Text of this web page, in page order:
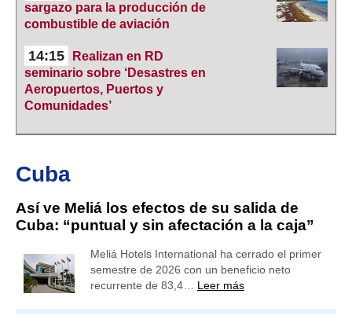
sargazo para la producción de
combustible de aviación
14:15
Realizan en RD
seminario sobre ‘Desastres en
Aeropuertos, Puertos y
Comunidades’
Cuba
Así ve Meliá los efectos de su salida de
Cuba: “puntual y sin afectación a la caja”
Meliá Hotels International ha cerrado el primer
semestre de 2026 con un beneficio neto
recurrente de 83,4… Leer más